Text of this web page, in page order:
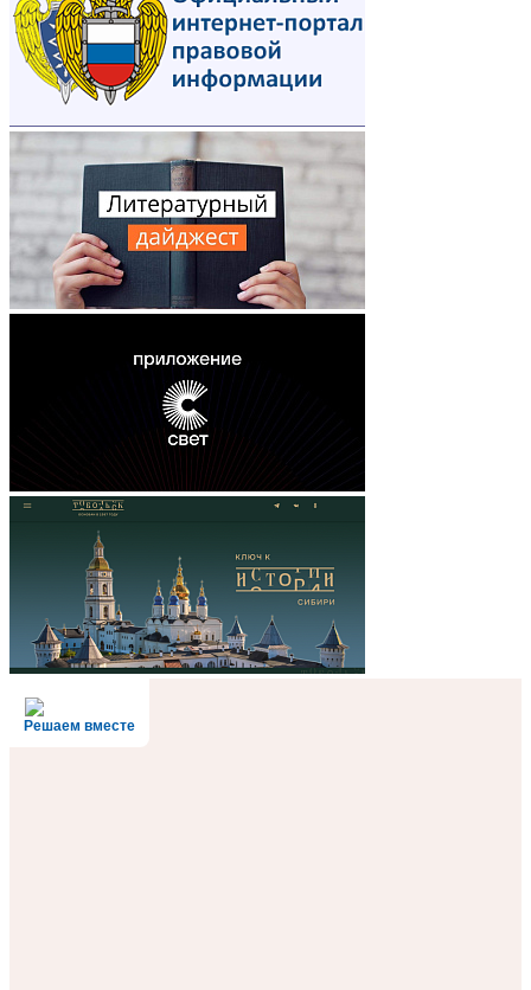
Решаем вместе